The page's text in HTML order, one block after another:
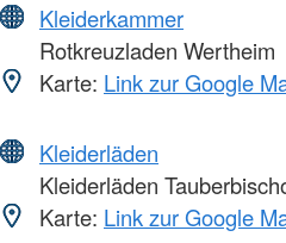
Kleiderkammer
Rotkreuzladen Wertheim
Karte: Link zur Google
Kleiderläden
Kleiderläden
Karte: Link zur Google